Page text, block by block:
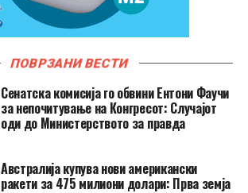
ПОВРЗАНИ ВЕСТИ
Сенатска комисија го обвини Ентони Фаучи
за непочитување на Конгресот: Случајот
оди до Министерството за правда
Австралија купува нови американски
ракети за 475 милиони долари: Прва земја